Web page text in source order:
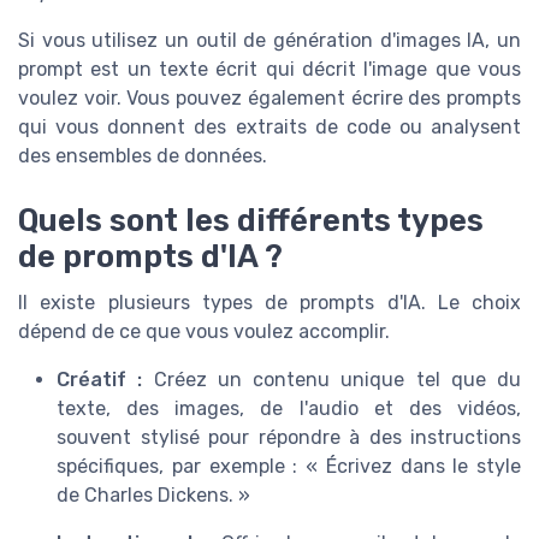
Si vous utilisez un outil de génération d'images IA, un
prompt est un texte écrit qui décrit l'image que vous
voulez voir. Vous pouvez également écrire des prompts
qui vous donnent des extraits de code ou analysent
des ensembles de données.
Quels sont les différents types
de prompts d'IA ?
Il existe plusieurs types de prompts d'IA. Le choix
dépend de ce que vous voulez accomplir.
Créatif : Créez un contenu unique tel que du
texte, des images, de l'audio et des vidéos,
souvent stylisé pour répondre à des instructions
spécifiques, par exemple : « Écrivez dans le style
de Charles Dickens. »